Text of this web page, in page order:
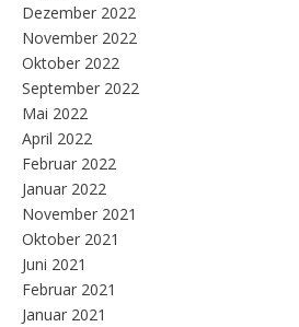
Dezember 2022
November 2022
Oktober 2022
September 2022
Mai 2022
April 2022
Februar 2022
Januar 2022
November 2021
Oktober 2021
Juni 2021
Februar 2021
Januar 2021